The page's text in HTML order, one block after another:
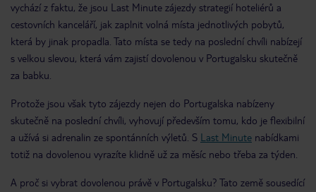
vychází z faktu, že jsou Last Minute zájezdy strategií hoteliérů a
cestovních kanceláří, jak zaplnit volná místa jednotlivých pobytů,
která by jinak propadla. Tato místa se tedy na poslední chvíli nabízejí
s velkou slevou, která vám zajistí dovolenou v Portugalsku skutečně
za babku.
Protože jsou však tyto zájezdy nejen do Portugalska nabízeny
skutečně na poslední chvíli, vyhovují především tomu, kdo je flexibilní
a užívá si adrenalin ze spontánních výletů. S Last Minute nabídkami
totiž na dovolenou vyrazíte klidně už za měsíc nebo třeba za týden.
A proč si vybrat dovolenou právě v Portugalsku? Tato země sousedící